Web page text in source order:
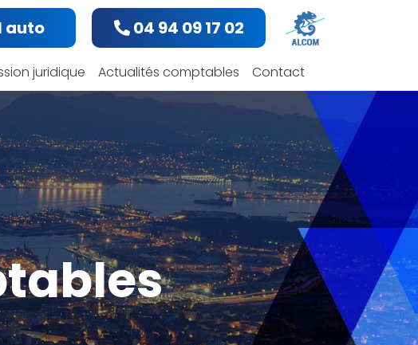
auto 04 94 09 17 02
juridique Actualités comptables Contact